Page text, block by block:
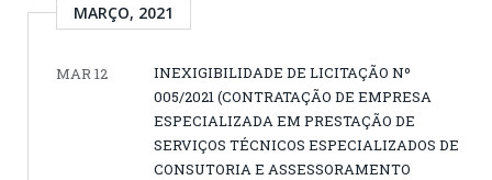
MARÇO, 2021
MAR 12
INEXIGIBILIDADE DE LICITAÇÃO Nº
005/2021 (CONTRATAÇÃO DE EMPRESA
ESPECIALIZADA EM PRESTAÇÃO DE
SERVIÇOS TÉCNICOS ESPECIALIZADOS DE
CONSUTORIA E ASSESSORAMENTO